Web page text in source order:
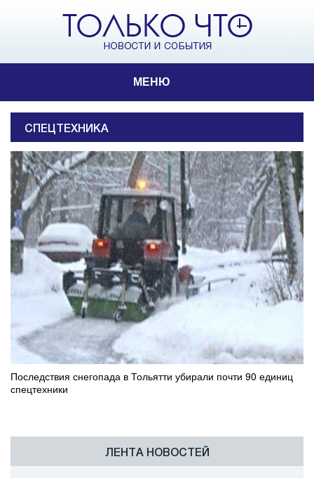
МЕНЮ
СПЕЦТЕХНИКА
Последствия снегопада в Тольятти убирали почти 90 единиц
спецтехники
ЛЕНТА НОВОСТЕЙ